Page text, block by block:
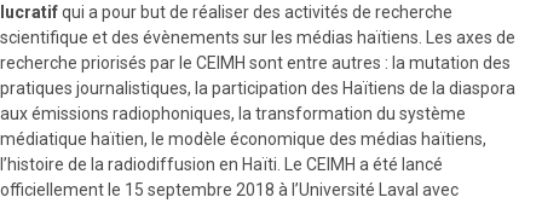
lucratifqui a pour but de réaliser des activités de recherche
scientifique et des évènements sur les médias haïtiens. Les axes de
recherche priorisés par le CEIMH sont entre autres : la mutation des
pratiques journalistiques, la participation des Haïtiens de la diaspora
aux émissions radiophoniques, la transformation du système
médiatique haïtien, le modèle économique des médias haïtiens,
l’histoire de la radiodiffusion en Haïti. Le CEIMH a été lancé
officiellement le 15 septembre 2018 à l’Université Laval avec